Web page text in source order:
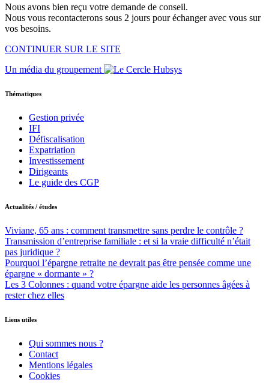
Nous avons bien reçu votre demande de conseil.
Nous vous recontacterons sous 2 jours pour échanger avec vous sur
vos besoins.
CONTINUER SUR LE SITE
Un média du groupement
Thématiques
Gestion privée
IFI
Défiscalisation
Expatriation
Investissement
Dirigeants
Le guide des CGP
Actualités / études
Viviane, 65 ans : comment transmettre sans perdre le contrôle ?
Transmission d’entreprise familiale : et si la vraie difficulté n’était
pas juridique ?
Pourquoi l’épargne retraite ne devrait pas être pensée comme une
épargne « dormante » ?
Les 3 Colonnes : quand votre épargne aide les personnes âgées à
rester chez elles
Liens utiles
Qui sommes nous ?
Contact
Mentions légales
Cookies